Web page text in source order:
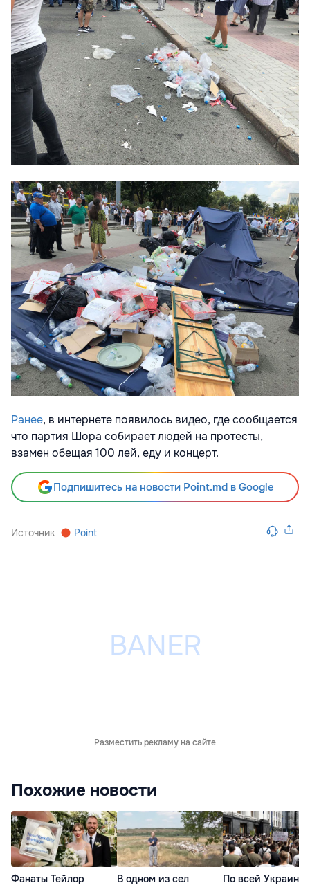
Ранее, в интернете появилось видео, где сообщается
что партия Шора собирает людей на протесты,
взамен обещая 100 лей, еду и концерт.
Подпишитесь на новости Point.md в Google
Источник Point
Разместить рекламу на сайте
Похожие новости
Фанаты Тейлор
В одном из сел
По всей Украине